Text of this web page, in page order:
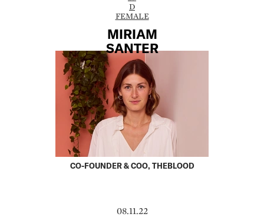
D
FEMALE
MIRIAM
SANTER
CO-FOUNDER & COO, THEBLOOD
08.11.22